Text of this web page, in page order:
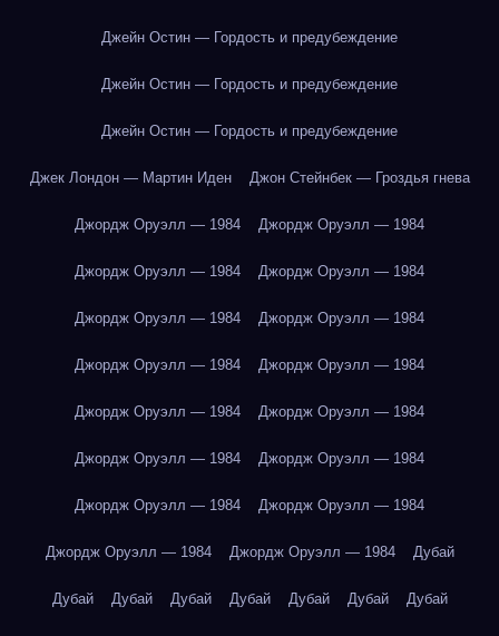
Джейн Остин — Гордость и предубеждение
Джейн Остин — Гордость и предубеждение
Джейн Остин — Гордость и предубеждение
Джек Лондон — Мартин Иден Джон Стейнбек — Гроздья гнева
Джордж Оруэлл — 1984 Джордж Оруэлл — 1984
Джордж Оруэлл — 1984 Джордж Оруэлл — 1984
Джордж Оруэлл — 1984 Джордж Оруэлл — 1984
Джордж Оруэлл — 1984 Джордж Оруэлл — 1984
Джордж Оруэлл — 1984 Джордж Оруэлл — 1984
Джордж Оруэлл — 1984 Джордж Оруэлл — 1984
Джордж Оруэлл — 1984 Джордж Оруэлл — 1984
Джордж Оруэлл — 1984 Джордж Оруэлл — 1984 Дубай
Дубай Дубай Дубай Дубай Дубай Дубай Дубай